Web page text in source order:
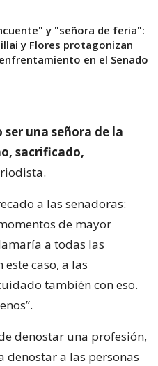
y "señora de feria":
y Flores protagonizan
en el Senado
una señora de la
sacrificado,
a las senadoras:
de mayor
a todas las
este caso, a las
también con eso.
denostar una profesión,
denostar a las personas